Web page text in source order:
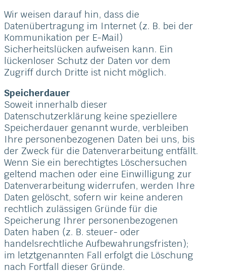
Wir weisen darauf hin, dass die
Datenübertragung im Internet (z. B. bei der
Kommunikation per E-Mail)
Sicherheitslücken aufweisen kann. Ein
lückenloser Schutz der Daten vor dem
Zugriff durch Dritte ist nicht möglich.
Speicherdauer
Soweit innerhalb dieser
Datenschutzerklärung keine speziellere
Speicherdauer genannt wurde, verbleiben
Ihre personenbezogenen Daten bei uns, bis
der Zweck für die Datenverarbeitung entfällt.
Wenn Sie ein berechtigtes Löschersuchen
geltend machen oder eine Einwilligung zur
Datenverarbeitung widerrufen, werden Ihre
Daten gelöscht, sofern wir keine anderen
rechtlich zulässigen Gründe für die
Speicherung Ihrer personenbezogenen
Daten haben (z. B. steuer- oder
handelsrechtliche Aufbewahrungsfristen);
im letztgenannten Fall erfolgt die Löschung
nach Fortfall dieser Gründe.